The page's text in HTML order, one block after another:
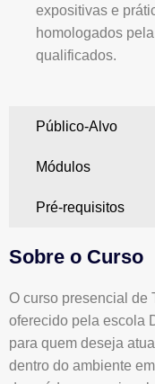
expositivas e
homologados
qualificados.
Público-Alvo
Módulos
Pré-requisitos
Sobre o Curso
O curso presencial de
oferecido pela escola
para quem deseja
dentro do ambiente